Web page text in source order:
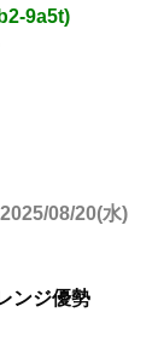
9a5t)
2025/08/20(水)
ンジ優勢